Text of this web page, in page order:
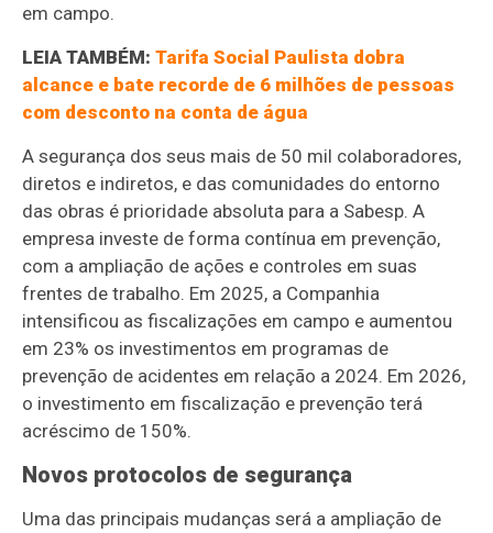
em campo.
LEIA TAMBÉM:Tarifa Social Paulista dobra
alcance e bate recorde de 6 milhões de pessoas
com desconto na conta de água
A segurança dos seus mais de 50 mil colaboradores,
diretos e indiretos, e das comunidades do entorno
das obras é prioridade absoluta para a Sabesp. A
empresa investe de forma contínua em prevenção,
com a ampliação de ações e controles em suas
frentes de trabalho. Em 2025, a Companhia
intensificou as fiscalizações em campo e aumentou
em 23% os investimentos em programas de
prevenção de acidentes em relação a 2024. Em 2026,
o investimento em fiscalização e prevenção terá
acréscimo de 150%.
Novos protocolos de segurança
Uma das principais mudanças será a ampliação de